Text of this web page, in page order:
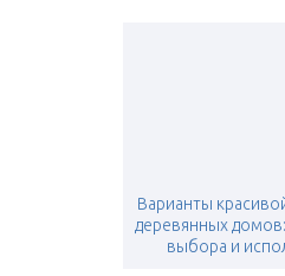
Варианты
деревянных
выбора и